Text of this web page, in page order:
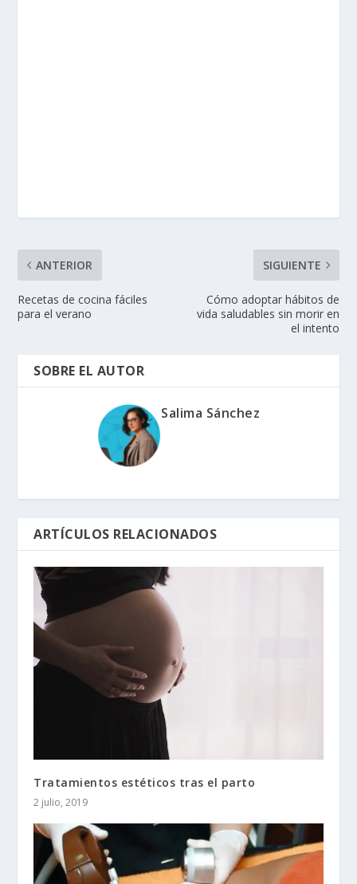
ANTERIOR
Recetas de cocina fáciles
para el verano
SIGUIENTE
Cómo adoptar hábitos de
vida saludables sin morir en
el intento
SOBRE EL AUTOR
Salima Sánchez
ARTÍCULOS RELACIONADOS
Tratamientos estéticos tras el parto
2 julio, 2019